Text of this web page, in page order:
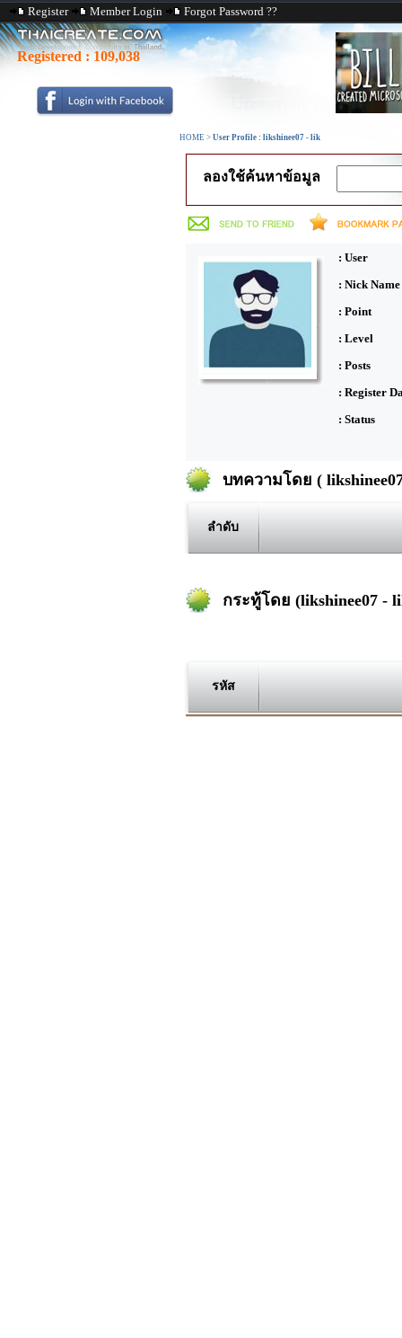
Register Member Login Forgot Password ??
Registered : 109,038
HOME > User Profile : likshinee07 - lik
ลองใช้ค้นหาข้อมูล
: User
: Nick Name
: Point
: Level
: Posts
: Register
: Status
บทความโดย (
ลำดับ
กระทู้โดย (likshinee07 -
รหัส